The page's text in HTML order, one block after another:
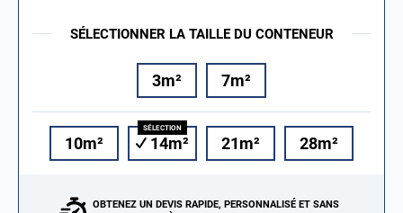
SÉLECTIONNER LA TAILLE DU CONTENEUR
3m² 7m²
10m² 14m² 21m² 28m²
OBTENEZ UN DEVIS RAPIDE, PERSONNALISÉ ET SANS